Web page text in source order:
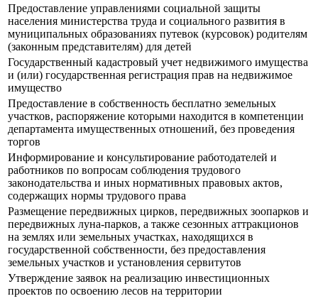
Предоставление управлениями социальной защиты
населения министерства труда и социального развития в
муниципальных образованиях путевок (курсовок) родителям
(законным представителям) для детей
Государственный кадастровый учет недвижимого имущества
и (или) государственная регистрация прав на недвижимое
имущество
Предоставление в собственность бесплатно земельных
участков, распоряжение которыми находится в компетенции
департамента имущественных отношений, без проведения
торгов
Информирование и консультирование работодателей и
работников по вопросам соблюдения трудового
законодательства и иных нормативных правовых актов,
содержащих нормы трудового права
Размещение передвижных цирков, передвижных зоопарков и
передвижных луна-парков, а также сезонных аттракционов
на землях или земельных участках, находящихся в
государственной собственности, без предоставления
земельных участков и установления сервитутов
Утверждение заявок на реализацию инвестиционных
проектов по освоению лесов на территории